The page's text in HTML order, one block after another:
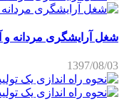
شغل آرایشگری مردانه و
1397/08/03